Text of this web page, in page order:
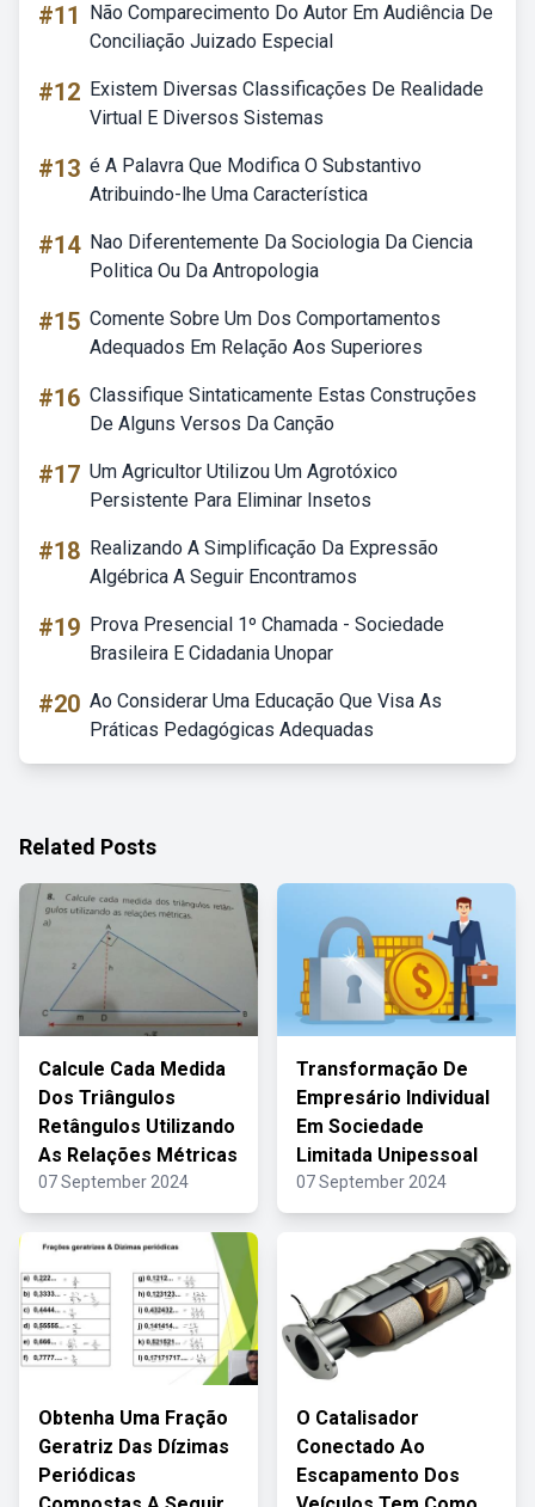
#11
Não Comparecimento Do Autor Em Audiência De
Conciliação Juizado Especial
#12 Existem Diversas Classificações De Realidade
Virtual E Diversos Sistemas
#13 é A Palavra Que Modifica O Substantivo
Atribuindo-lhe Uma Característica
#14 Nao Diferentemente Da Sociologia Da Ciencia
Politica Ou Da Antropologia
#15 Comente Sobre Um Dos Comportamentos
Adequados Em Relação Aos Superiores
#16 Classifique Sintaticamente Estas Construções
De Alguns Versos Da Canção
#17 Um Agricultor Utilizou Um Agrotóxico
Persistente Para Eliminar Insetos
#18 Realizando A Simplificação Da Expressão
Algébrica A Seguir Encontramos
#19 Prova Presencial 1º Chamada - Sociedade
Brasileira E Cidadania Unopar
#20 Ao Considerar Uma Educação Que Visa As
Práticas Pedagógicas Adequadas
Related Posts
Calcule Cada Medida
Dos Triângulos
Retângulos Utilizando
As Relações Métricas
07 September 2024
Transformação De
Empresário Individual
Em Sociedade
Limitada Unipessoal
07 September 2024
Obtenha Uma Fração
Geratriz Das Dízimas
Periódicas
O Catalisador
Conectado Ao
Escapamento Dos